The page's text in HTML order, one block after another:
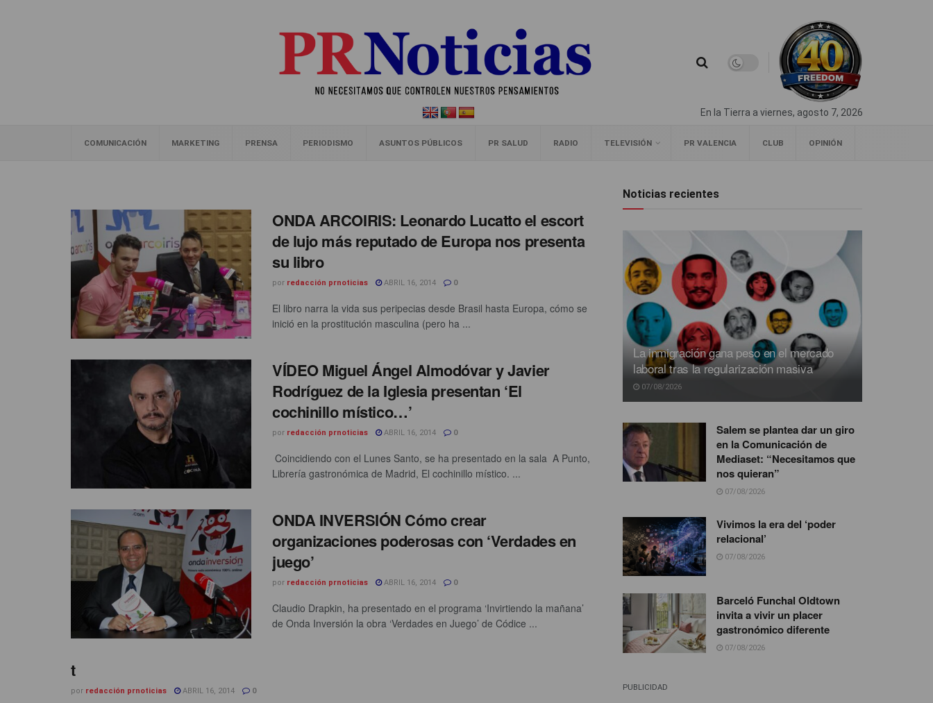
En la Tierra a viernes, agosto 7, 2026
COMUNICACIÓN MARKETING PRENSA PERIODISMO ASUNTOS PÚBLICOS PR SALUD RADIO TELEVISIÓN PR VALENCIA CLUB OPINIÓN
ONDA ARCOIRIS: Leonardo Lucatto el escort
de lujo más reputado de Europa nos presenta
su libro
por redacción prnoticias ABRIL 16, 2014 0
El libro narra la vida sus peripecias desde Brasil hasta Europa, cómo se
inició en la prostitución masculina (pero ha ...
VÍDEO Miguel Ángel Almodóvar y Javier
Rodríguez de la Iglesia presentan ‘El
cochinillo místico…’
por redacción prnoticias ABRIL 16, 2014 0
Coincidiendo con el Lunes Santo, se ha presentado en la sala A Punto,
Librería gastronómica de Madrid, El cochinillo místico. ...
ONDA INVERSIÓN Cómo crear
organizaciones poderosas con ‘Verdades en
juego’
por redacción prnoticias ABRIL 16, 2014 0
Claudio Drapkin, ha presentado en el programa ‘Invirtiendo la mañana’
de Onda Inversión la obra ‘Verdades en Juego’ de Códice ...
t
por redacción prnoticias ABRIL 16, 2014 0
Noticias recientes
La inmigración gana peso en el mercado
laboral tras la regularización masiva
07/08/2026
Salem se plantea dar un giro
en la Comunicación de
Mediaset: “Necesitamos que
nos quieran”
07/08/2026
Vivimos la era del ‘poder
relacional’
07/08/2026
Barceló Funchal Oldtown
invita a vivir un placer
gastronómico diferente
07/08/2026
PUBLICIDAD